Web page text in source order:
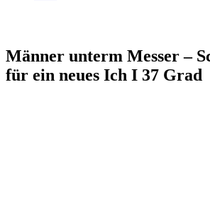
Männer unterm Messer –
für ein neues Ich I 37 Grad